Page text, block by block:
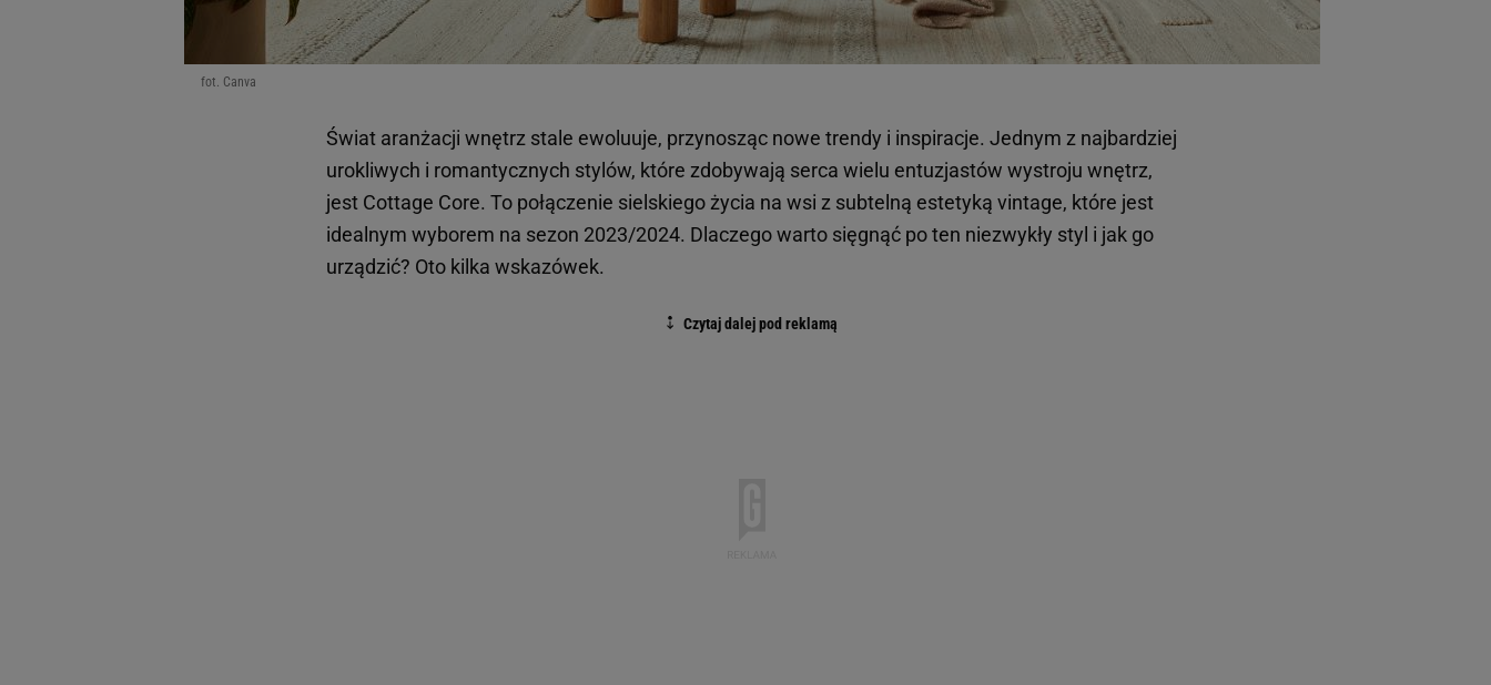
fot. Canva
Świat aranżacji wnętrz stale ewoluuje, przynosząc nowe trendy i inspiracje. Jednym z najbardziej
urokliwych i romantycznych stylów, które zdobywają serca wielu entuzjastów wystroju wnętrz,
jest Cottage Core. To połączenie sielskiego życia na wsi z subtelną estetyką vintage, które jest
idealnym wyborem na sezon 2023/2024. Dlaczego warto sięgnąć po ten niezwykły styl i jak go
urządzić? Oto kilka wskazówek.